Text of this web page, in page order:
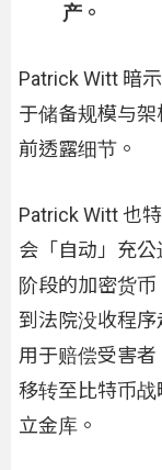
产。
Patrick Witt 暗
于储备规模与
前透露细节。
Patrick Witt 也
会「自动」充
阶段的加密货
到法院没收程
用于赔偿受害
移转至比特币
立金库。